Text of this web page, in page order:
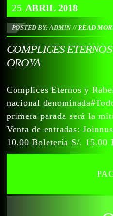
25 ABRIL 2018
POSTED BY: ADMIN//READ
COMPLICES
OROYA
Complices Eternos y
nacional
primera parada será la
Venta de entradas:
10.00 Boletería S/. 15.00